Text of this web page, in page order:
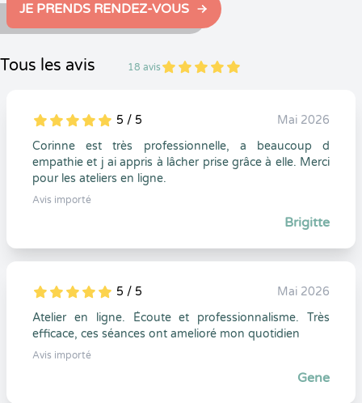
JE PRENDS RENDEZ-VOUS
Tous les avis 18 avis 5
1
5
18
5
1
5
0 5 / 5
Mai 2026
Corinne est très professionnelle, a beaucoup d
empathie et j ai appris à lâcher prise grâce à elle. Merci
pour les ateliers en ligne.
Avis importé
Brigitte
5
1
5
0 5 / 5
Mai 2026
Atelier en ligne. Écoute et professionnalisme. Très
efficace, ces séances ont amelioré mon quotidien
Avis importé
Gene